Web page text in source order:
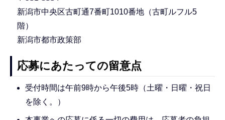
新潟市中央区古町通7番町1010番地（古町ルフル5
階）
新潟市都市政策部
応募にあたっての留意点
受付時間は午前9時から午後5時（土曜・日曜・祝日
を除く。）